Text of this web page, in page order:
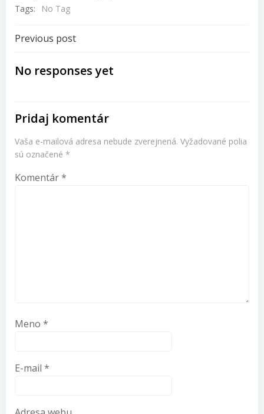
Tags:
No Tag
Navigácia
v
Previous post
No responses yet
Pridaj komentár
Vaša e-mailová adresa nebude zverejnená. Vyžadované polia
sú označené *
Komentár*
Meno *
E-mail *